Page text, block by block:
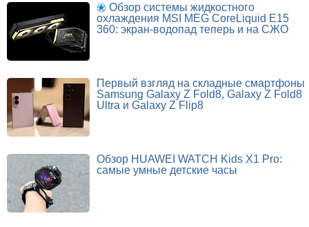
Обзор системы жидкостного
охлаждения MSI MEG CoreLiquid E15
360: экран-водопад теперь и на СЖО
Первый взгляд на складные смартфоны
Samsung Galaxy Z Fold8, Galaxy Z Fold8
Ultra и Galaxy Z Flip8
Обзор HUAWEI WATCH Kids X1 Pro:
самые умные детские часы